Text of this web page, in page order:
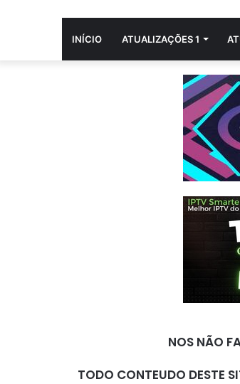
INÍCIO ATUALIZAÇÕES 1
NOS NÃO
TODO CONTEUDO DESTE